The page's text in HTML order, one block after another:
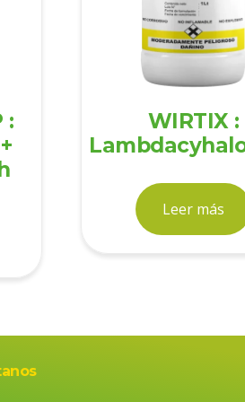
:
WIRTIX :
Leer más